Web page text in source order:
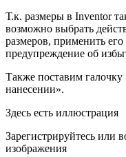
Т.к. размеры в Inventor
возможно выбрать
размеров, применить
предупреждение об
Также поставим галочку
нанесении».
Здесь есть иллюстрация
Зарегистрируйтесь или
изображения